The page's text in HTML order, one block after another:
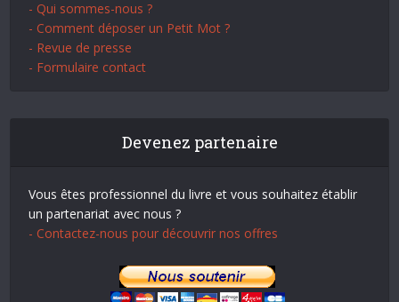
- Qui sommes-nous ?
- Comment déposer un Petit Mot ?
- Revue de presse
- Formulaire contact
Devenez partenaire
Vous êtes professionnel du livre et vous souhaitez établir
un partenariat avec nous ?
- Contactez-nous pour découvrir nos offres